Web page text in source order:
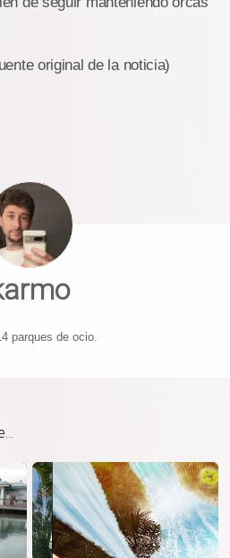
original de la noticia)
parques de ocio.